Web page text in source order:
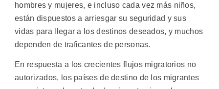
hombres y mujeres, e incluso cada vez más niños,
están dispuestos a arriesgar su seguridad y sus
vidas para llegar a los destinos deseados, y muchos
dependen de traficantes de personas.
En respuesta a los crecientes flujos migratorios no
autorizados, los países de destino de los migrantes